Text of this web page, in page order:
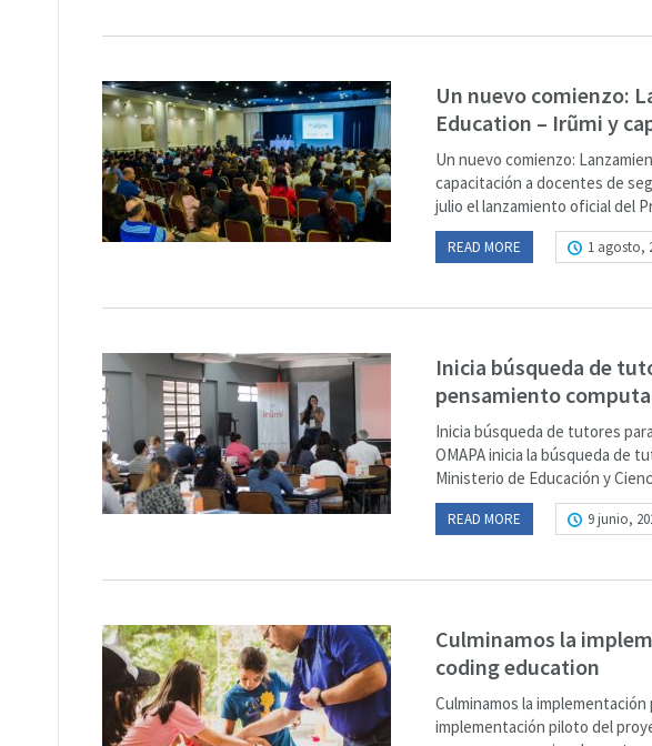
Un nuevo comienzo:
Education – Irũmi y
Un nuevo comienzo:
capacitación a docentes de
julio el lanzamiento oficial del
READ MORE 1 agosto,
Inicia búsqueda de
pensamiento
Inicia búsqueda de tutores
OMAPA inicia la búsqueda de
Ministerio de Educación y
READ MORE 9 junio,
Culminamos la
coding education
Culminamos la
implementación piloto del